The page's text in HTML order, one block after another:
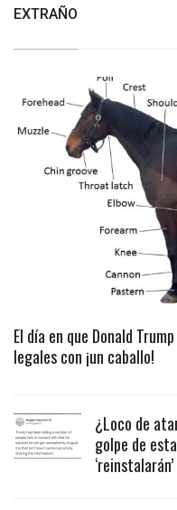
EXTRAÑO
El día en que Donald
legales con ¡un caballo!
¿Loco de
golpe de